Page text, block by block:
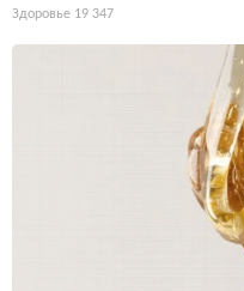
Здоровье 19 347